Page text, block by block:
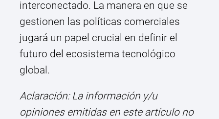
interconectado. La manera en que se
gestionen las políticas comerciales
jugará un papel crucial en definir el
futuro del ecosistema tecnológico
global.
Aclaración: La información y/u
opiniones emitidas en este artículo no